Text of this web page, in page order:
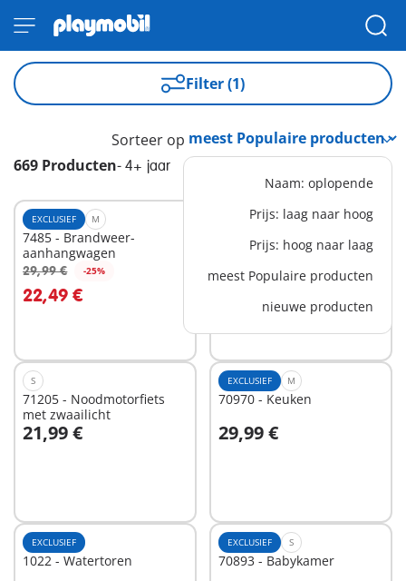
Filter (1)
669 Producten- 4+ jaar
Sorteer op
Naam: oplopende
Prijs: laag naar hoog
Prijs: hoog naar laag
meest Populaire producten
nieuwe producten
EXCLUSIEF M
7485 - Brandweer-
aanhangwagen
29,99 € -25%
22,49 €
In winkelwagen
EXCLUSIEF XS
7280 - Wegenbouw
accessoires
12,99 €
In winkelwagen
S
71205 - Noodmotorfiets
met zwaailicht
21,99 €
In winkelwagen
EXCLUSIEF M
70970 - Keuken
29,99 €
In winkelwagen
EXCLUSIEF
1022 - Watertoren
EXCLUSIEF S
70893 - Babykamer